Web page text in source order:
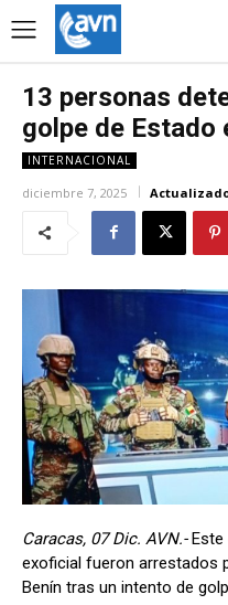
13 personas
golpe de Estado
INTERNACIONAL
diciembre 7, 2025
Caracas, 07 Dic. AVN.-Este
exoficial fueron arrestados
Benín tras un intento de